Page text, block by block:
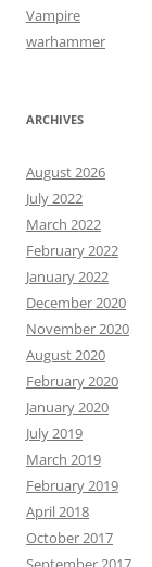
Vampire
warhammer
ARCHIVES
August 2026
July 2022
March 2022
February 2022
January 2022
December 2020
November 2020
August 2020
February 2020
January 2020
July 2019
March 2019
February 2019
April 2018
October 2017